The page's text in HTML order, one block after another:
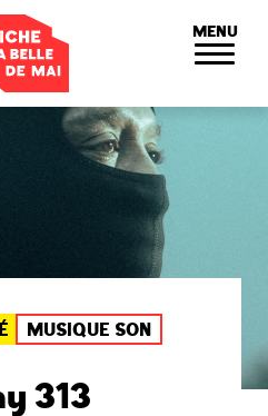
MENU
MUSIQUE SON
313